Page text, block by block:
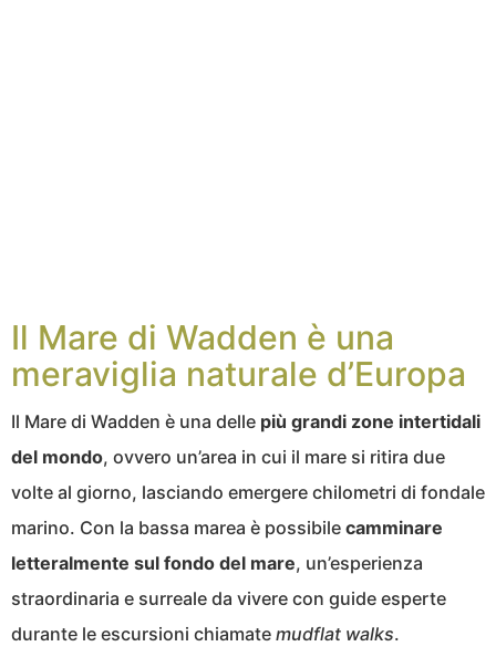
Il Mare di Wadden è una
meraviglia naturale d’Europa
Il Mare di Wadden è una delle più grandi zone intertidali
del mondo, ovvero un’area in cui il mare si ritira due
volte al giorno, lasciando emergere chilometri di fondale
marino. Con la bassa marea è possibile camminare
letteralmente sul fondo del mare, un’esperienza
straordinaria e surreale da vivere con guide esperte
durante le escursioni chiamate mudflat walks.